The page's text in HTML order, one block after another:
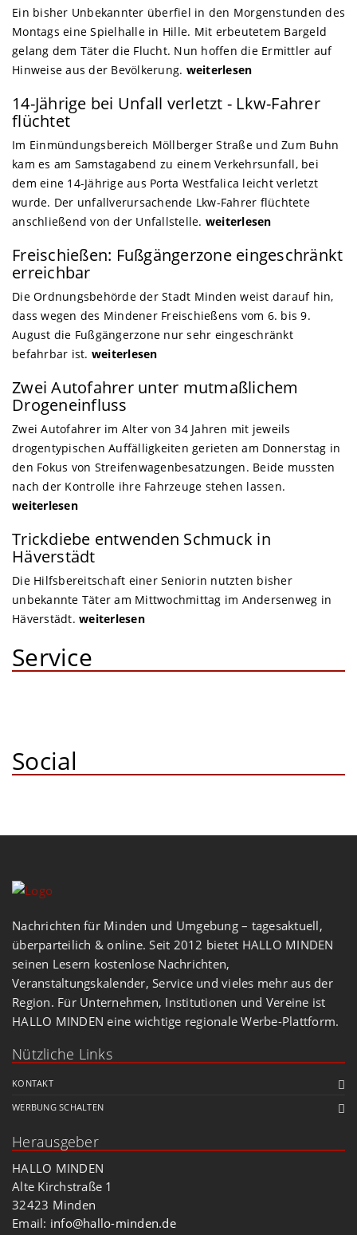
Ein bisher Unbekannter überfiel in den Morgenstunden des
Montags eine Spielhalle in Hille. Mit erbeutetem Bargeld
gelang dem Täter die Flucht. Nun hoffen die Ermittler auf
Hinweise aus der Bevölkerung. weiterlesen
14-Jährige bei Unfall verletzt - Lkw-Fahrer
flüchtet
Im Einmündungsbereich Möllberger Straße und Zum Buhn
kam es am Samstagabend zu einem Verkehrsunfall, bei
dem eine 14-Jährige aus Porta Westfalica leicht verletzt
wurde. Der unfallverursachende Lkw-Fahrer flüchtete
anschließend von der Unfallstelle. weiterlesen
Freischießen: Fußgängerzone eingeschränkt
erreichbar
Die Ordnungsbehörde der Stadt Minden weist darauf hin,
dass wegen des Mindener Freischießens vom 6. bis 9.
August die Fußgängerzone nur sehr eingeschränkt
befahrbar ist. weiterlesen
Zwei Autofahrer unter mutmaßlichem
Drogeneinfluss
Zwei Autofahrer im Alter von 34 Jahren mit jeweils
drogentypischen Auffälligkeiten gerieten am Donnerstag in
den Fokus von Streifenwagenbesatzungen. Beide mussten
nach der Kontrolle ihre Fahrzeuge stehen lassen.
weiterlesen
Trickdiebe entwenden Schmuck in
Häverstädt
Die Hilfsbereitschaft einer Seniorin nutzten bisher
unbekannte Täter am Mittwochmittag im Andersenweg in
Häverstädt. weiterlesen
Service
Social
Nachrichten für Minden und Umgebung – tagesaktuell,
überparteilich & online. Seit 2012 bietet HALLO MINDEN
seinen Lesern kostenlose Nachrichten,
Veranstaltungskalender, Service und vieles mehr aus der
Region. Für Unternehmen, Institutionen und Vereine ist
HALLO MINDEN eine wichtige regionale Werbe-Plattform.
Nützliche Links
KONTAKT
WERBUNG SCHALTEN
Herausgeber
HALLO MINDEN
Alte Kirchstraße 1
32423 Minden
Email: info@hallo-minden.de